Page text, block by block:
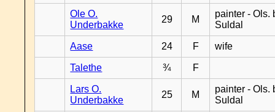
Ole O.
Underbakke
29 M
painter - Ols.
Suldal
Aase 24 F wife
Talethe ¾ F
Lars O.
Underbakke
25 M
painter - Ols.
Suldal